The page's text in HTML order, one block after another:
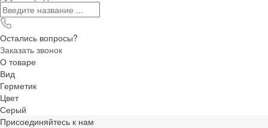
Остались вопросы?
Заказать звонок
О товаре
Вид
Герметик
Цвет
Серый
Присоединяйтесь к нам